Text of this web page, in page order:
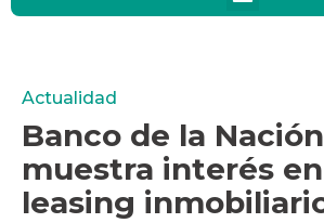
Actualidad
Banco de la Nación
muestra interés
leasing